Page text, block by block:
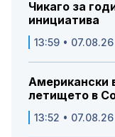
Чикаго за
инициатива
13:59 • 07.08.26
Американски
летището в
13:52 • 07.08.26